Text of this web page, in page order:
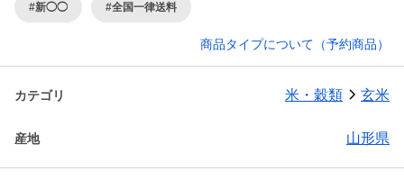
#新◯◯ #全国一律送料
商品タイプについて（予約商品）
カテゴリ 米・穀類 玄米
産地 山形県